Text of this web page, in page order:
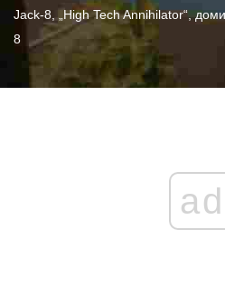
Jack-8, „High Tech Annihilator“,
8
ad